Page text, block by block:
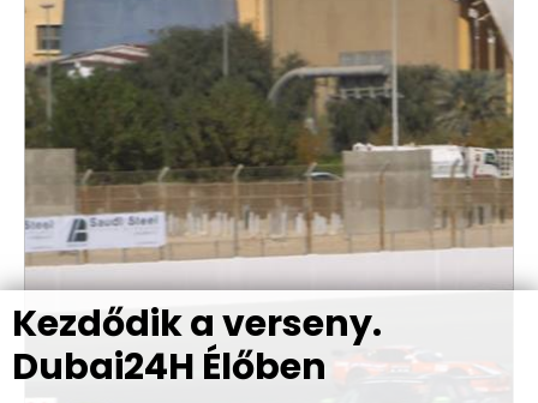
Kezdődik a verseny.
Dubai24H Élőben